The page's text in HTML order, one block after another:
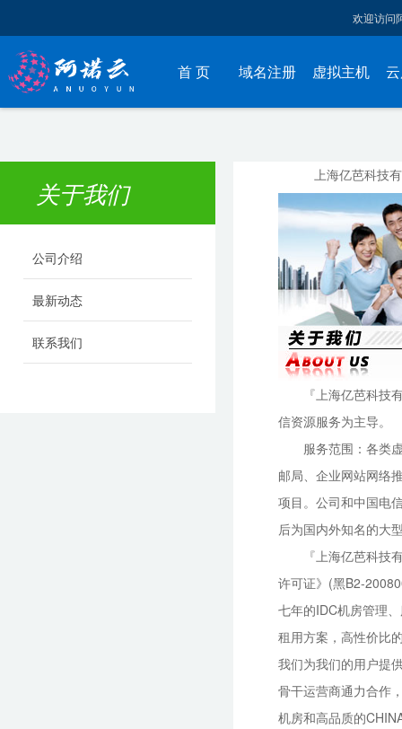
欢迎访问
首 页 域名注册 虚拟主机
关于我们
公司介绍
最新动态
联系我们
上海亿芭科技
『上海亿芭科技
信资源服务为主导。
服务范围：各类虚
邮局、企业网站网络
项目。公司和中国电
后为国内外知名的大
『上海亿芭科技
许可证》(黑B2-
七年的IDC机房管理
租用方案，高性价比
我们为我们的用户提
骨干运营商通力合作
机房和高品质的